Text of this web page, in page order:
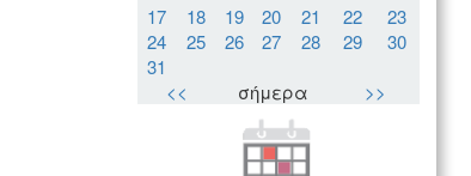
17
18 19 20 21 22
23
24
25 26 27 28 29
30
31
<<
σήμερα >>